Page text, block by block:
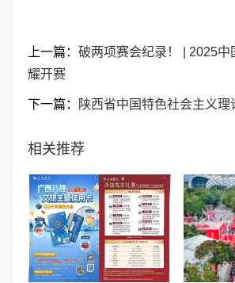
上一篇： 破两项赛会纪录！ | 2025中
耀开赛
下一篇： 陕西省中国特色社会主义理
相关推荐